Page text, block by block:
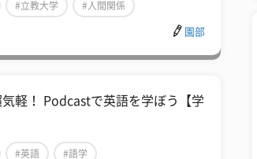
#立教大学 #人間関係
園部
軽！ Podcastで英語を学ぼう【学
#英語 #語学